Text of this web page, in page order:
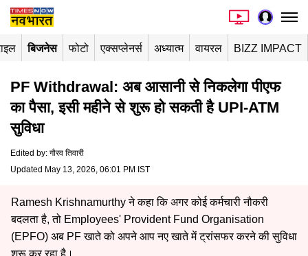
बिजनेस फोटो एक्सप्लेनर्स अध्यात्म वायरल BIZZ IMPACT
PF Withdrawal: अब आसानी से निकलेगा पीएफ
का पैसा, इसी महीने से शुरू हो सकती है UPI-ATM
सुविधा
Edited by: गौरव तिवारी
Updated May 13, 2026, 06:01 PM IST
Ramesh Krishnamurthy ने कहा कि अगर कोई कर्मचारी नौकरी
बदलता है, तो Employees' Provident Fund Organisation
(EPFO) अब PF खाते को अपने आप नए खाते में ट्रांसफर करने की सुविधा
शुरू कर रहा है।